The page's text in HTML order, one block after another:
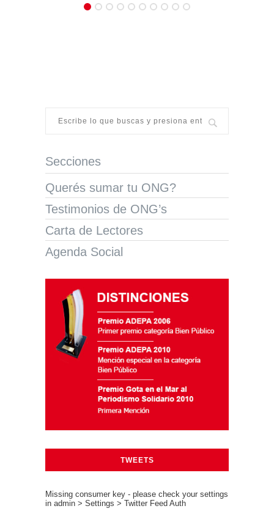
Secciones
Querés sumar tu ONG?
Testimonios de ONG’s
Carta de Lectores
Agenda Social
TWEETS
Missing consumer key - please check your settings
in admin > Settings > Twitter Feed Auth